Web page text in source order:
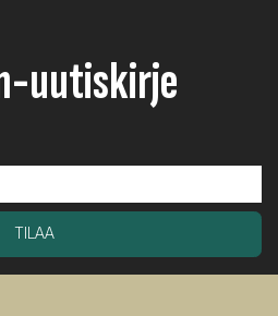
uutiskirje
TILAA